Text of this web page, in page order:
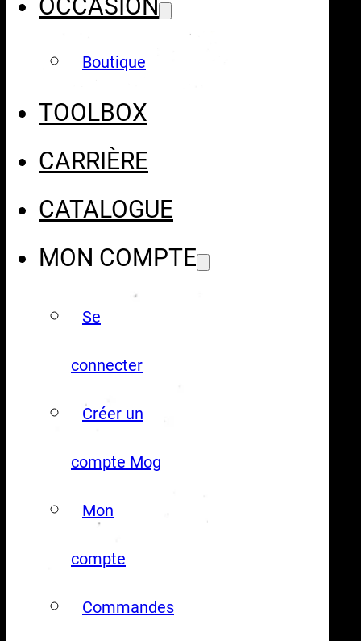
OCCASION
Boutique
TOOLBOX
CARRIÈRE
CATALOGUE
MON COMPTE
Se
connecter
Créer un
compte Mog
Mon
compte
Commandes